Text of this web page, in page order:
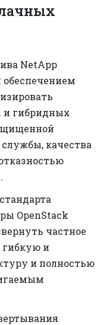
NetApp
и гибридных
качества
OpenStack
частное
гибкую и
и полностью